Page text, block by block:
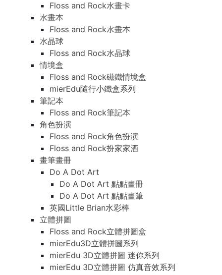
Floss and Rock水畫卡
水畫本
Floss and Rock水畫本
水晶球
Floss and Rock水晶球
情境盒
Floss and Rock磁鐵情境盒
mierEdu隨行小鐵盒系列
筆記本
Floss and Rock筆記本
角色扮演
Floss and Rock角色扮演
Floss and Rock扮家家酒
畫筆畫冊
Do A Dot Art
Do A Dot Art 點點畫冊
Do A Dot Art 點點畫筆
英國Little Brian水彩棒
立體拼圖
Floss and Rock立體拼圖盒
mierEdu3D立體拼圖系列
mierEdu 3D立體拼圖 迷你系列
mierEdu 3D立體拼圖 仿真音效系列